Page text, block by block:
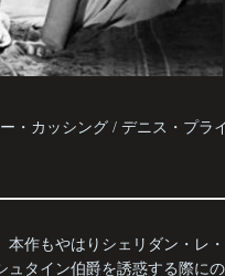
・カッシング / デニス・プラ
作もやはりシェリダン・レ
タイン伯爵を誘惑する際に